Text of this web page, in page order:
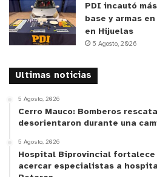
PDI incautó
base y armas
en Hijuelas
5 Agosto, 2026
Ultimas noticias
5 Agosto, 2026
Cerro Mauco: Bomberos
desorientaron durante una
5 Agosto, 2026
Hospital Biprovincial
acercar especialistas a